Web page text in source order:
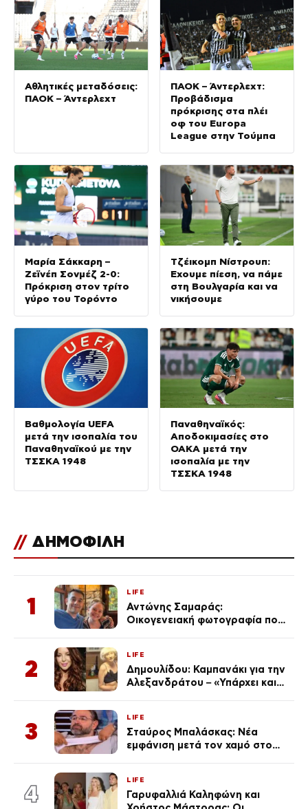
Αθλητικές μεταδόσεις:
ΠΑΟΚ – Άντερλεχτ
ΠΑΟΚ – Άντερλεχτ:
Προβάδισμα
πρόκρισης στα πλέι
οφ του Europa
League στην Τούμπα
Μαρία Σάκκαρη –
Ζεϊνέπ Σονμέζ 2-0:
Πρόκριση στον τρίτο
γύρο του Τορόντο
Τζέικομπ Νίστρουπ:
Έχουμε πίεση, να πάμε
στη Βουλγαρία και να
νικήσουμε
Βαθμολογία UEFA
μετά την ισοπαλία του
Παναθηναϊκού με την
ΤΣΣΚΑ 1948
Παναθηναϊκός:
Αποδοκιμασίες στο
ΟΑΚΑ μετά την
ισοπαλία με την
ΤΣΣΚΑ 1948
// ΔΗΜΟΦΙΛΗ
1
LIFE
Αντώνης Σαμαράς:
Οικογενειακή φωτογραφία που
Λένας
2
LIFE
Δημουλίδου: Καμπανάκι για την
Αλεξανδράτου – «Υπάρχει και
3
LIFE
Σταύρος Μπαλάσκας: Νέα
εμφάνιση μετά τον χαμό στο
4
LIFE
Γαρυφαλλιά Καληφώνη και